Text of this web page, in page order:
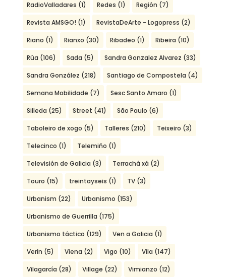
RadioValladares (1) Redes (1) Región (7)
Revista AMSGO! (1) RevistaDeArte - Logopress (2)
Riano (1) Rianxo (30) Ribadeo (1) Ribeira (10)
Rúa (106) Sada (5) Sandra Gonzalez Alvarez (33)
Sandra González (218) Santiago de Compostela (4)
Semana Mobilidade (7) Sesc Santo Amaro (1)
Silleda (25) Street (41) São Paulo (6)
Taboleiro de xogo (5) Talleres (210) Teixeiro (3)
Telecinco (1) Telemiño (1)
Televisión de Galicia (3) Terrachá xá (2)
Touro (15) treintayseis (1) TV(3)
Urbanism (22) Urbanismo (153)
Urbanismo de Guerrilla (175)
Urbanismo táctico (129) Ven a Galicia (1)
Verín (5) Viena (2) Vigo (10) Vila (147)
Vilagarcía (28) Village (22) Vimianzo (12)